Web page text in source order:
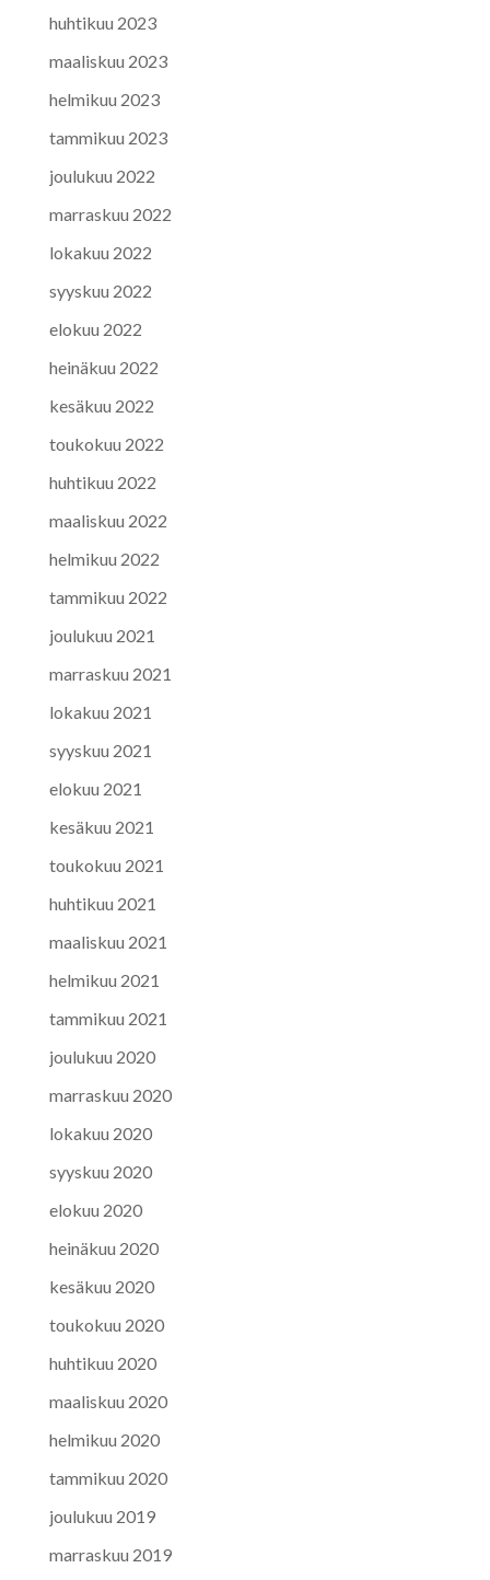
huhtikuu 2023
maaliskuu 2023
helmikuu 2023
tammikuu 2023
joulukuu 2022
marraskuu 2022
lokakuu 2022
syyskuu 2022
elokuu 2022
heinäkuu 2022
kesäkuu 2022
toukokuu 2022
huhtikuu 2022
maaliskuu 2022
helmikuu 2022
tammikuu 2022
joulukuu 2021
marraskuu 2021
lokakuu 2021
syyskuu 2021
elokuu 2021
kesäkuu 2021
toukokuu 2021
huhtikuu 2021
maaliskuu 2021
helmikuu 2021
tammikuu 2021
joulukuu 2020
marraskuu 2020
lokakuu 2020
syyskuu 2020
elokuu 2020
heinäkuu 2020
kesäkuu 2020
toukokuu 2020
huhtikuu 2020
maaliskuu 2020
helmikuu 2020
tammikuu 2020
joulukuu 2019
marraskuu 2019